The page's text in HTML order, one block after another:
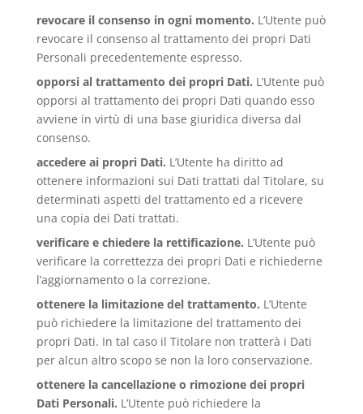
revocare il consenso in ogni momento. L’Utente può
revocare il consenso al trattamento dei propri Dati
Personali precedentemente espresso.
opporsi al trattamento dei propri Dati. L’Utente può
opporsi al trattamento dei propri Dati quando esso
avviene in virtù di una base giuridica diversa dal
consenso.
accedere ai propri Dati. L’Utente ha diritto ad
ottenere informazioni sui Dati trattati dal Titolare, su
determinati aspetti del trattamento ed a ricevere
una copia dei Dati trattati.
verificare e chiedere la rettificazione. L’Utente può
verificare la correttezza dei propri Dati e richiederne
l’aggiornamento o la correzione.
ottenere la limitazione del trattamento. L’Utente
può richiedere la limitazione del trattamento dei
propri Dati. In tal caso il Titolare non tratterà i Dati
per alcun altro scopo se non la loro conservazione.
ottenere la cancellazione o rimozione dei propri
Dati Personali. L’Utente può richiedere la